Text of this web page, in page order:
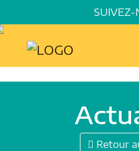
SUIVEZ-
Retour